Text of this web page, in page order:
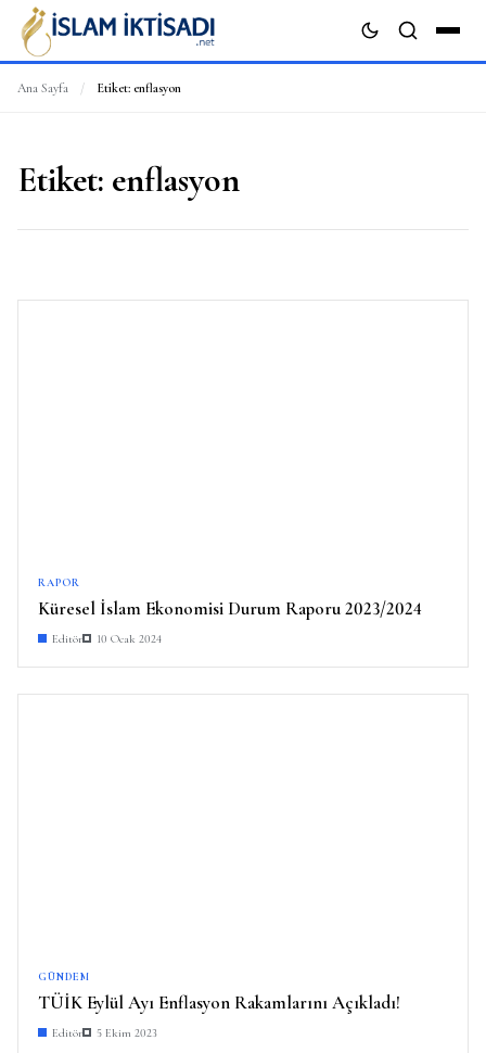
Ana Sayfa / Etiket: enflasyon
Etiket: enflasyon
RAPOR
Küresel İslam Ekonomisi Durum Raporu 2023/2024
Editör 10 Ocak 2024
GÜNDEM
TÜİK Eylül Ayı Enflasyon Rakamlarını Açıkladı!
Editör 5 Ekim 2023